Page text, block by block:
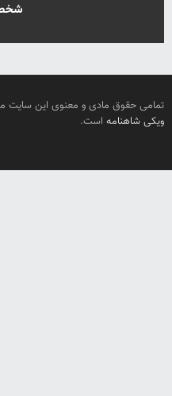
تمامی حقوق مادی و معنوی این سایت
ویکی شاهنامه است.